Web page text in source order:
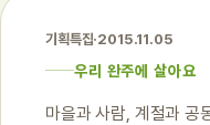
기획특집·2015.11.05
우리 완주에 살아요
마을과 사람, 계절과 공